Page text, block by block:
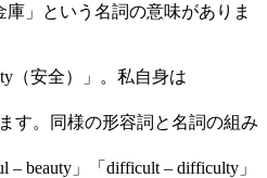
庫」という名詞の意味がありま
（安全）」。私自身は
す。同様の形容詞と名詞の組み
– beauty」「difficult – difficulty」